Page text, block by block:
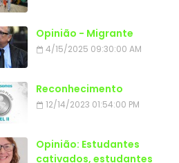
Opinião - Migrante
4/15/2025 09:30:00 AM
Reconhecimento
12/14/2023 01:54:00 PM
Opinião: Estudantes
cativados, estudantes